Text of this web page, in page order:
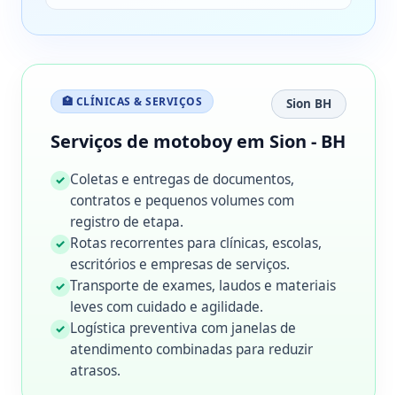
🏥 CLÍNICAS & SERVIÇOS Sion BH
Serviços de motoboy em Sion - BH
✓ Coletas e entregas de documentos,
contratos e pequenos volumes com
registro de etapa.
✓ Rotas recorrentes para clínicas, escolas,
escritórios e empresas de serviços.
✓ Transporte de exames, laudos e materiais
leves com cuidado e agilidade.
✓ Logística preventiva com janelas de
atendimento combinadas para reduzir
atrasos.